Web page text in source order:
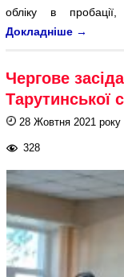
обліку в
Докладніше →
Чергове
Тарутинської
28 Жовтня 2021 року
328